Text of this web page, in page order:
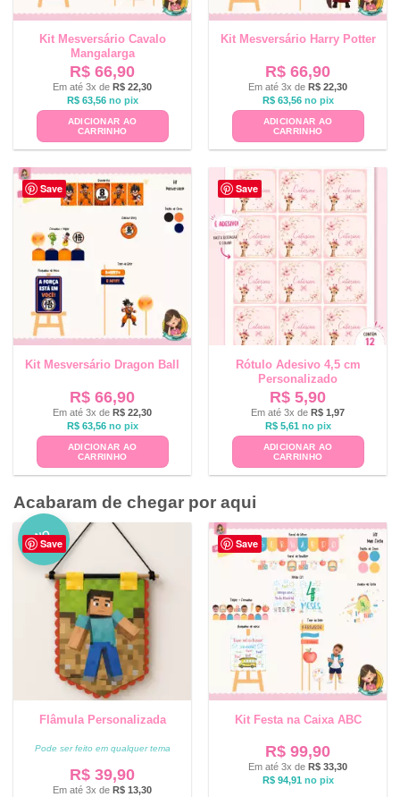
Kit Mesversário Cavalo
Mangalarga
R$ 66,90
Em até 3x de R$ 22,30
R$63,56 no pix
ADICIONAR AO
CARRINHO
Kit Mesversário Harry Potter
R$ 66,90
Em até 3x de R$ 22,30
R$63,56 no pix
ADICIONAR AO
CARRINHO
Save
Kit Mesversário Dragon Ball
R$ 66,90
Em até 3x de R$ 22,30
R$63,56 no pix
ADICIONAR AO
CARRINHO
Save
Rótulo Adesivo 4,5 cm
Personalizado
R$ 5,90
Em até 3x de R$ 1,97
R$5,61 no pix
ADICIONAR AO
CARRINHO
Acabaram de chegar por aqui
Save
NO
VO
Flâmula Personalizada
Pode ser feito em qualquer tema
R$ 39,90
Em até 3x de R$ 13,30
Save
Kit Festa na Caixa ABC
R$ 99,90
Em até 3x de R$ 33,30
R$94,91 no pix